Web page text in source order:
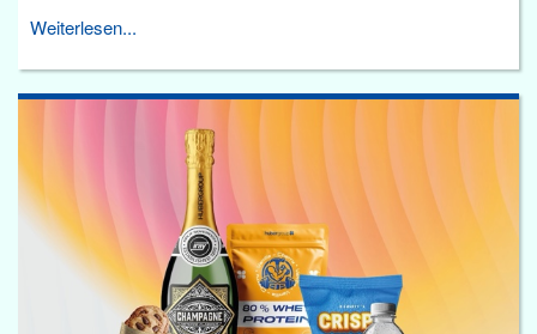
Weiterlesen...